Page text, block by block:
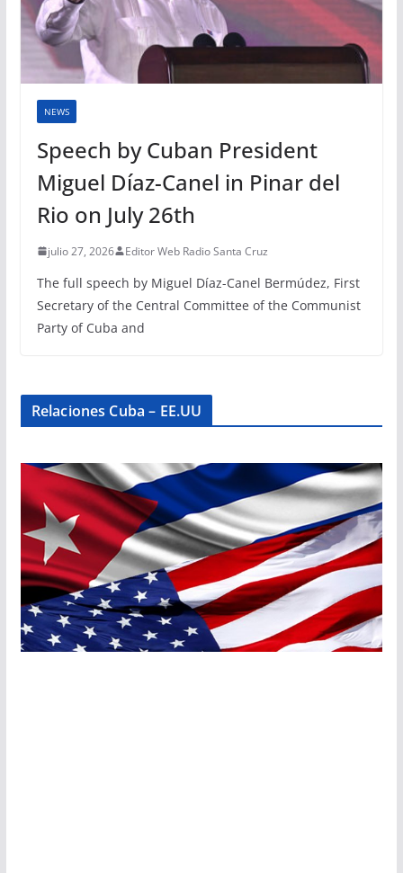
NEWS
Speech by Cuban President
Miguel Díaz-Canel in Pinar del
Rio on July 26th
julio 27, 2026 Editor Web Radio Santa Cruz
The full speech by Miguel Díaz-Canel Bermúdez, First
Secretary of the Central Committee of the Communist
Party of Cuba and
Relaciones Cuba – EE.UU